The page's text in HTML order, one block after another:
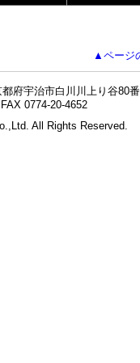
▲ページ
府宇治市白川川上り谷80
0774-20-4652
All Rights Reserved.